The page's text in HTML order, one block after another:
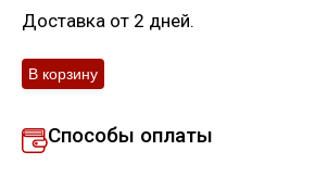
Скобо-гибочные изделия
Нержавейка
Доставка от 2 дней.
Способы оплаты